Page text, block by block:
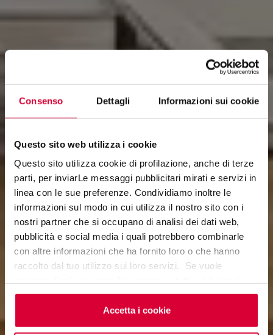
Consenso Dettagli Informazioni sui cookie
Questo sito web utilizza i cookie
Questo sito utilizza cookie di profilazione, anche di terze
parti, per inviarLe messaggi pubblicitari mirati e servizi in
linea con le sue preferenze. Condividiamo inoltre le
informazioni sul modo in cui utilizza il nostro sito con i
nostri partner che si occupano di analisi dei dati web,
pubblicità e social media i quali potrebbero combinarle
con altre informazioni che ha fornito loro o che hanno
raccolto dal tuo utilizzo sui loro servizi. Se vuole
cookieclicchi qui. Il consenso può essere espresso
cliccando sul tasto “Accetta i cookie”. Se non vuole i
cookie di profilazione può negare il consenso sul tasto
Accetta i cookie
POINT